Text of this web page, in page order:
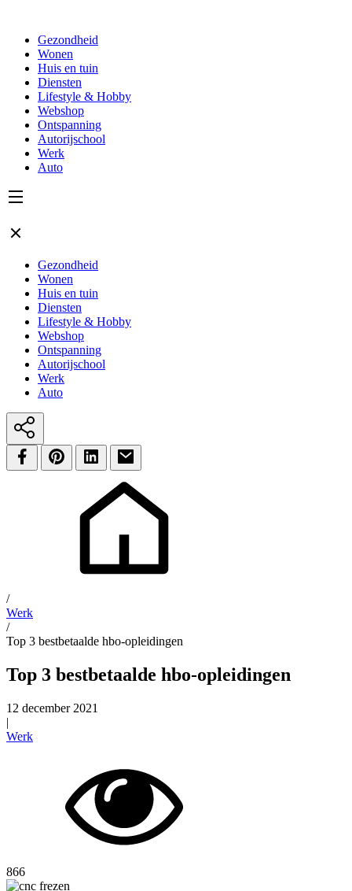
Gezondheid
Wonen
Huis en tuin
Diensten
Lifestyle & Hobby
Webshop
Ontspanning
Autorijschool
Werk
Auto
Gezondheid
Wonen
Huis en tuin
Diensten
Lifestyle & Hobby
Webshop
Ontspanning
Autorijschool
Werk
Auto
/
Werk
/
Top 3 bestbetaalde hbo-opleidingen
Top 3 bestbetaalde hbo-opleidingen
12 december 2021
|
Werk
866